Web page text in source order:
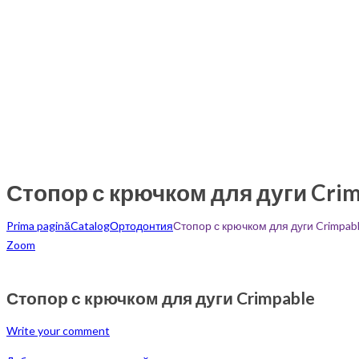
Стопор с крючком для дуги
Prima paginăCatalogОртодонтияСтопор с крючком для дуги
Zoom
Стопор с крючком для дуги Crimpable
Write your comment